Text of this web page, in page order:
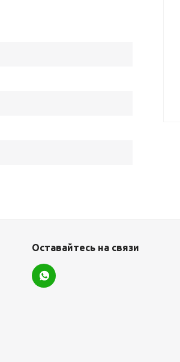
Оставайтесь на связи